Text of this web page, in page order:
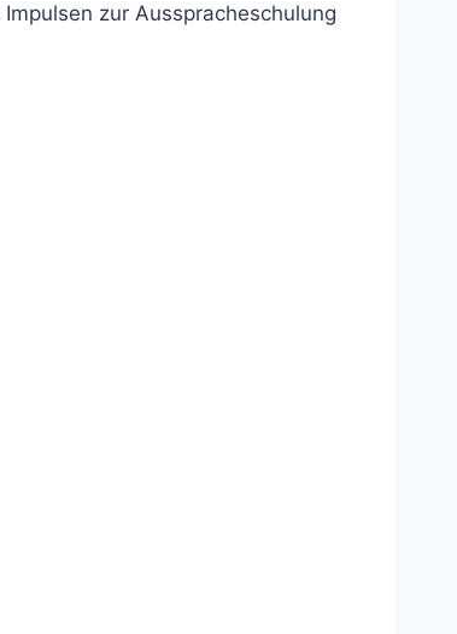
zur Ausspracheschulung